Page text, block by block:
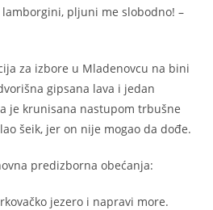
pljuni me slobodno! –
za izbore u Mladenovcu na bini
gipsana lava i jedan
je krunisana nastupom trbušne
šeik, jer on nije mogao da dođe.
predizborna obećanja:
jezero i napravi more.